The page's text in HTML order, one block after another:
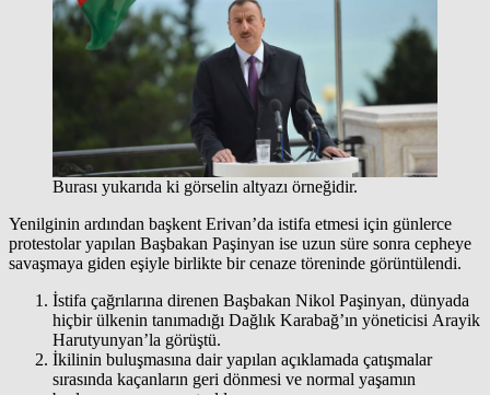
Burası yukarıda ki görselin altyazı örneğidir.
Yenilginin ardından başkent Erivan’da istifa etmesi için günlerce
protestolar yapılan Başbakan Paşinyan ise uzun süre sonra cepheye
savaşmaya giden eşiyle birlikte bir cenaze töreninde görüntülendi.
İstifa çağrılarına direnen Başbakan Nikol Paşinyan, dünyada
hiçbir ülkenin tanımadığı Dağlık Karabağ’ın yöneticisi Arayik
Harutyunyan’la görüştü.
İkilinin buluşmasına dair yapılan açıklamada çatışmalar
sırasında kaçanların geri dönmesi ve normal yaşamın